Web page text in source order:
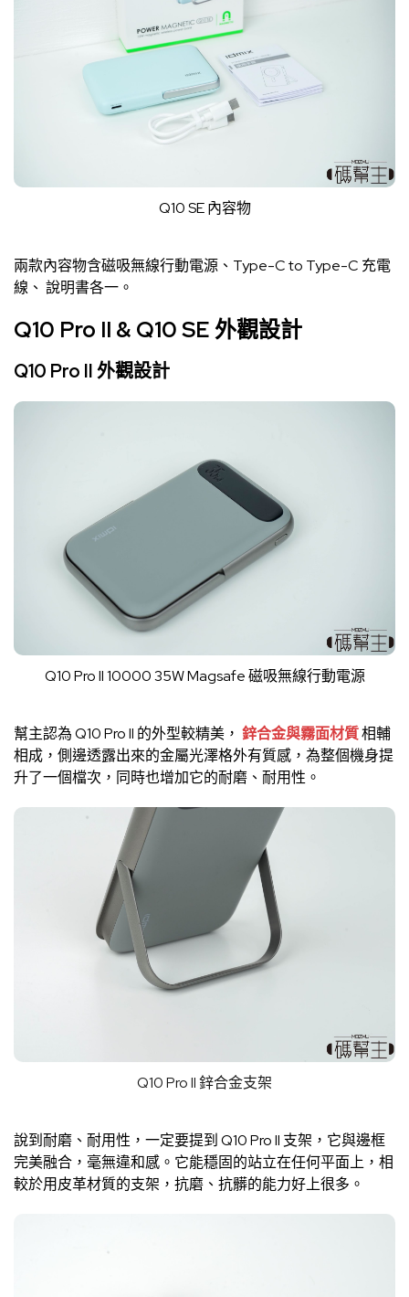
Q10 SE 內容物
兩款內容物含磁吸無線行動電源、Type-C to Type-C 充電
線、 說明書各一。
Q10 Pro II & Q10 SE 外觀設計
Q10 Pro II 外觀設計
Q10 Pro II 10000 35W Magsafe 磁吸無線行動電源
幫主認為 Q10 Pro II 的外型較精美， 鋅合金與霧面材質相輔
相成，側邊透露出來的金屬光澤格外有質感，為整個機身提
升了一個檔次，同時也增加它的耐磨、耐用性。
Q10 Pro II 鋅合金支架
說到耐磨、耐用性，一定要提到 Q10 Pro II 支架，它與邊框
完美融合，毫無違和感。它能穩固的站立在任何平面上，相
較於用皮革材質的支架，抗磨、抗髒的能力好上很多。